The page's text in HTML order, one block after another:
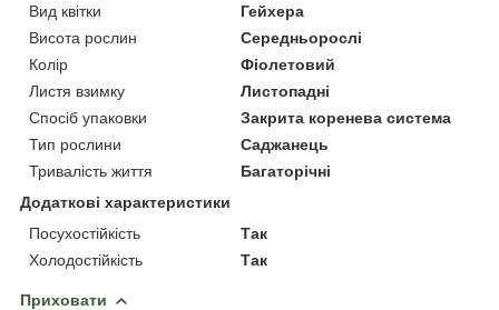
Вид квітки
Гейхера
Висота рослин
Середньорослі
Колір
Фіолетовий
Листя взимку
Листопадні
Спосіб упаковки
Закрита коренева система
Тип рослини
Саджанець
Тривалість життя
Багаторічні
Додаткові характеристики
Посухостійкість
Так
Холодостійкість
Так
Приховати